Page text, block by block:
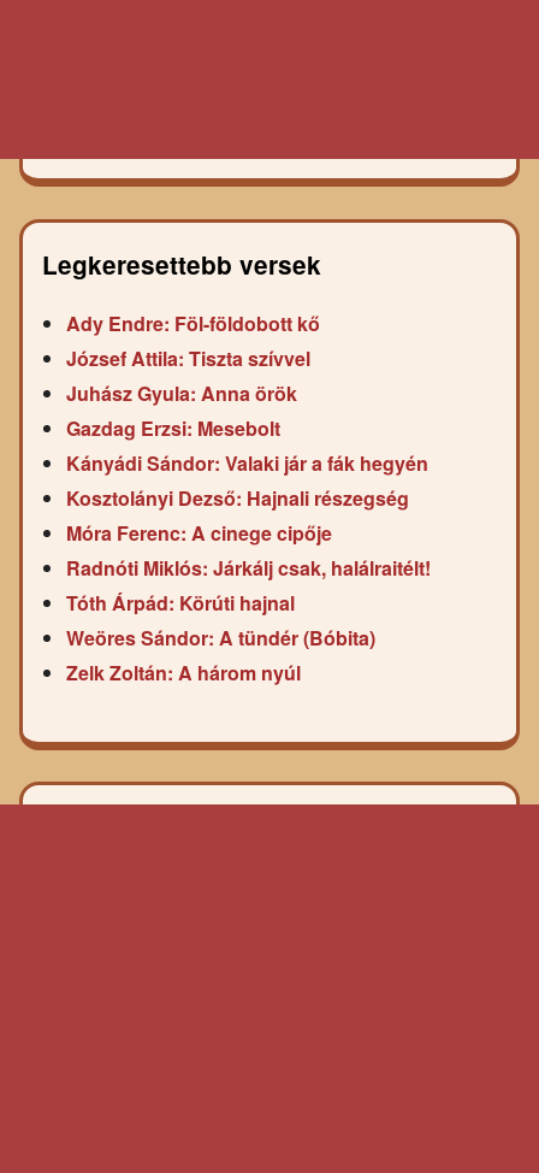
Legkeresettebb versek
Ady Endre: Föl-földobott kő
József Attila: Tiszta szívvel
Juhász Gyula: Anna örök
Gazdag Erzsi: Mesebolt
Kányádi Sándor: Valaki jár a fák hegyén
Kosztolányi Dezső: Hajnali részegség
Móra Ferenc: A cinege cipője
Radnóti Miklós: Járkálj csak, halálraitélt!
Tóth Árpád: Körúti hajnal
Weöres Sándor: A tündér (Bóbita)
Zelk Zoltán: A három nyúl